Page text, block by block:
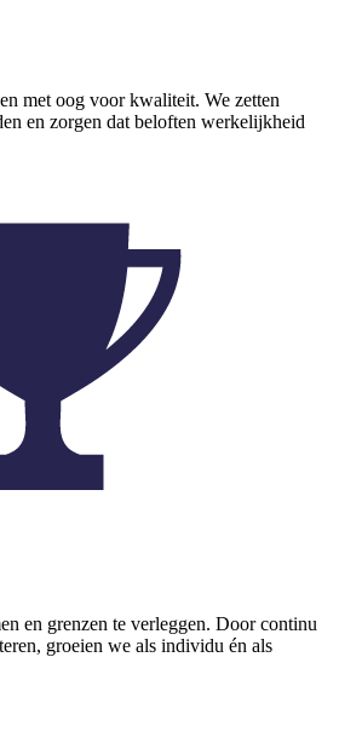
met oog voor kwaliteit. We zetten
en zorgen dat beloften werkelijkheid
en grenzen te verleggen. Door continu
groeien we als individu én als